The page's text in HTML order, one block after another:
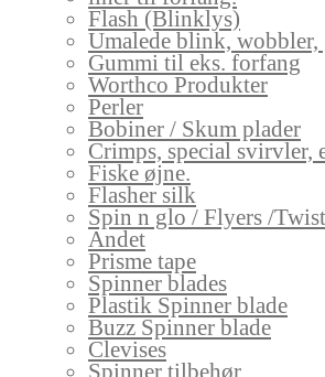
Flash (Blinklys)
Umalede blink, wobbler,
Gummi til eks. forfang
Worthco Produkter
Perler
Bobiner / Skum plader
Crimps, special svirvler,
Fiske øjne.
Flasher silk
Spin n glo / Flyers /
Andet
Prisme tape
Spinner blades
Plastik Spinner blade
Buzz Spinner blade
Clevises